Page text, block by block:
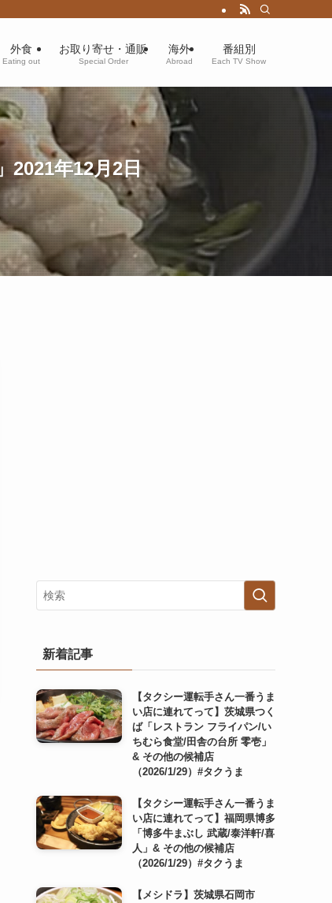
外食
Eating out
お取り寄せ・通販
Special Order
海外
Abroad
番組別
Each TV Show
2021年12月2日
新着記事
【タクシー運転手さん一番うま
い店に連れてって】茨城県つく
ば「レストラン フライパン/い
ちむら食堂/田舎の台所 零壱」
& その他の候補店
（2026/1/29）#タクうま
【タクシー運転手さん一番うま
い店に連れてって】福岡県博多
「博多牛まぶし 武蔵/泰洋軒/喜
人」& その他の候補店
（2026/1/29）#タクうま
【メシドラ】茨城県石岡市